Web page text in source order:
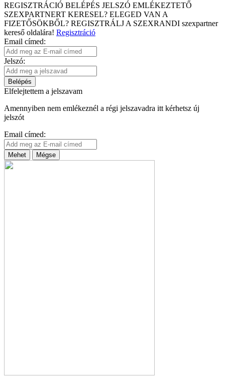
REGISZTRÁCIÓ BELÉPÉS JELSZÓ EMLÉKEZTETŐ
SZEXPARTNERT KERESEL? ELEGED VAN A
FIZETŐSÖKBŐL? REGISZTRÁLJ A SZEXRANDI szexpartner
kereső oldalára! Regisztráció
Email címed:
Jelszó:
Belépés
Elfelejtettem a jelszavam
Amennyiben nem emlékeznél a régi jelszavadra itt kérhetsz új
jelszót
Email címed:
Mehet Mégse